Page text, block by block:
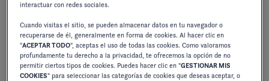
interactuar con redes sociales.
Cuando visitas el sitio, se pueden almacenar datos en tu navegador o
recuperarse de él, generalmente en forma de cookies. Al hacer clic en
"ACEPTAR TODO", aceptas el uso de todas las cookies. Como valoramos
profundamente tu derecho a la privacidad, te ofrecemos la opción de no
permitir ciertos tipos de cookies. Puedes hacer clic en "GESTIONAR MIS
COOKIES" para seleccionar las categorías de cookies que deseas aceptar, o